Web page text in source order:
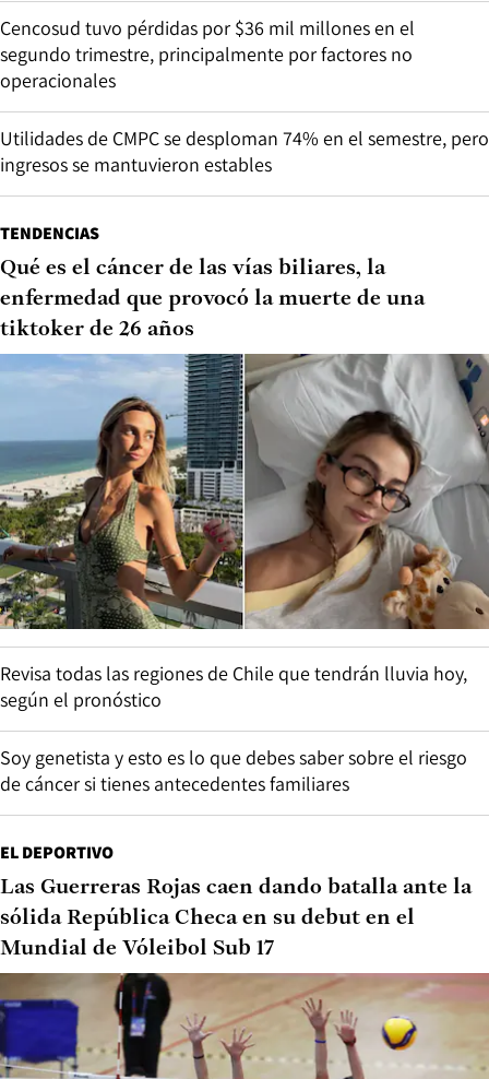
Cencosud tuvo pérdidas por $36 mil millones en el
segundo trimestre, principalmente por factores no
operacionales
Utilidades de CMPC se desploman 74% en el semestre, pero
ingresos se mantuvieron estables
TENDENCIAS
Qué es el cáncer de las vías biliares, la
enfermedad que provocó la muerte de una
tiktoker de 26 años
Revisa todas las regiones de Chile que tendrán lluvia hoy,
según el pronóstico
Soy genetista y esto es lo que debes saber sobre el riesgo
de cáncer si tienes antecedentes familiares
EL DEPORTIVO
Las Guerreras Rojas caen dando batalla ante la
sólida República Checa en su debut en el
Mundial de Vóleibol Sub 17